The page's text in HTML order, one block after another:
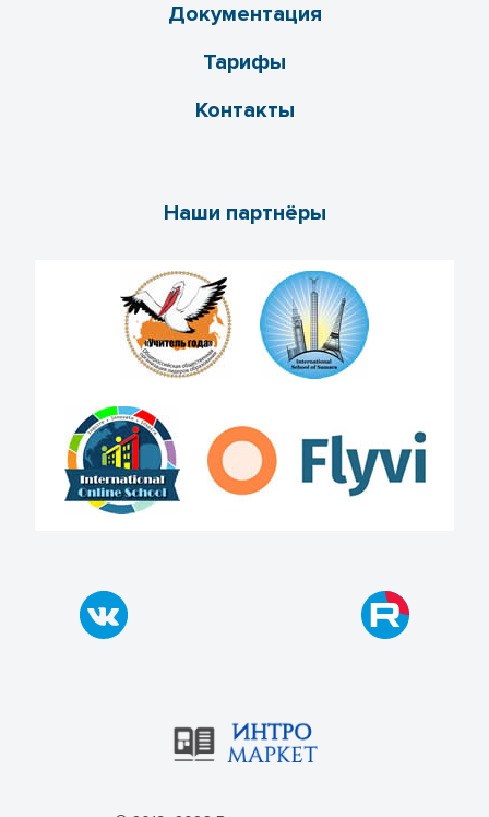
Документация
Тарифы
Контакты
Наши партнёры